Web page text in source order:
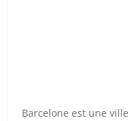
Barcelone est une